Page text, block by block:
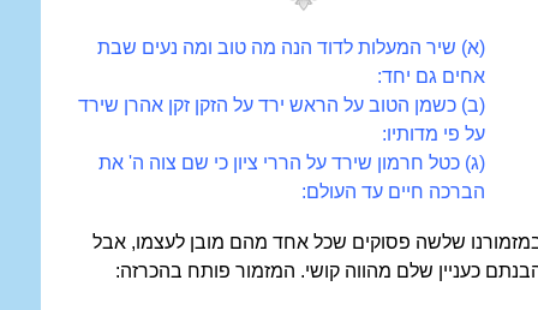
(א) שיר המעלות לדוד הנה מה טוב ומה נעים שבת
אחים גם יחד:
(ב) כשמן הטוב על הראש ירד על הזקן זקן אהרן שירד
על פי מדותיו:
(ג) כטל חרמון שירד על הררי ציון כי שם צוה ה' את
הברכה חיים עד העולם:
שלשה פסוקים שכל אחד מהם מובן לעצמו, אבל
כעניין שלם מהווה קושי. המזמור פותח בהכרזה: